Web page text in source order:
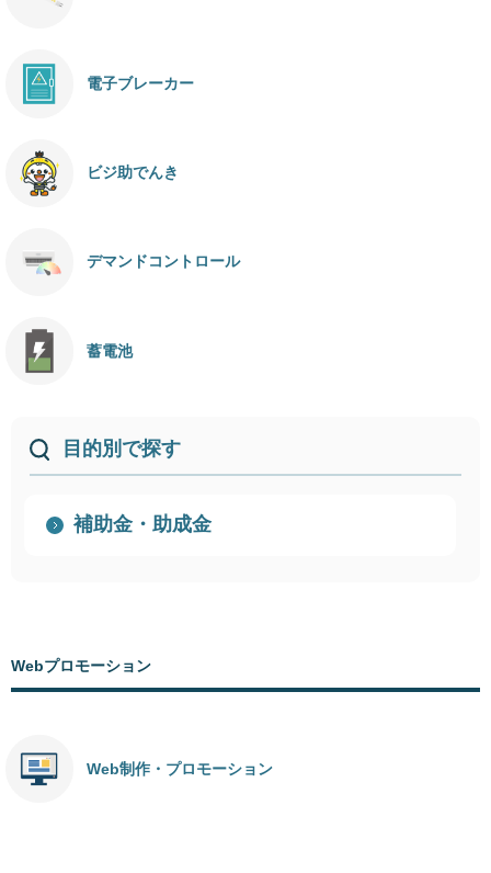
電子ブレーカー
ビジ助でんき
デマンドコントロール
蓄電池
目的別で探す
補助金・助成金
Webプロモーション
Web制作・プロモーション